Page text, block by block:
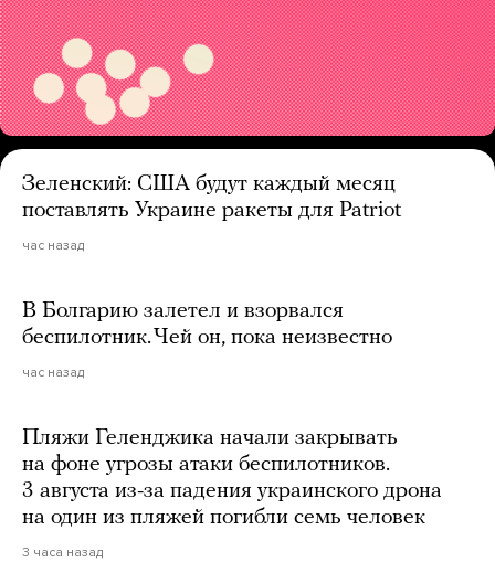
Зеленский: США будут каждый месяц
поставлять Украине ракеты для Patriot
час назад
В Болгарию залетел и взорвался
беспилотник. Чей он, пока неизвестно
час назад
Пляжи Геленджика начали закрывать
на фоне угрозы атаки беспилотников.
3 августа из-за падения украинского дрона
на один из пляжей погибли семь человек
3 часа назад